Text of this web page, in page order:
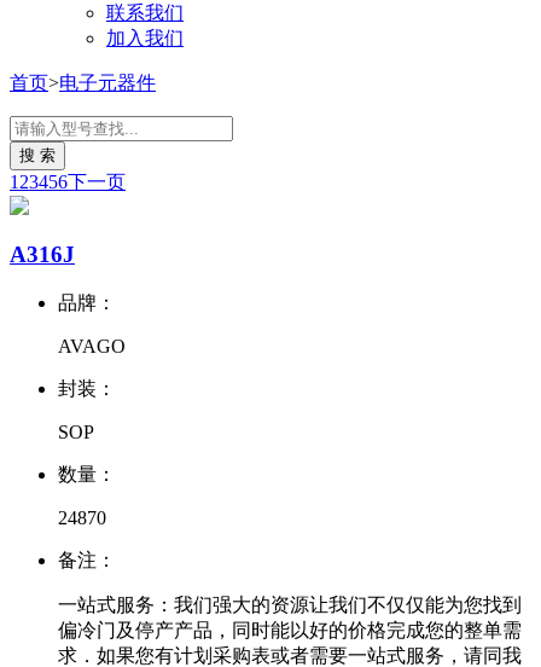
联系我们
加入我们
首页>电子元器件
1 23456下一页
A316J
品牌：
AVAGO
封装：
SOP
数量：
24870
备注：
一站式服务：我们强大的资源让我们不仅仅能为您找到
偏冷门及停产产品，同时能以好的价格完成您的整单需
求．如果您有计划采购表或者需要一站式服务，请同我